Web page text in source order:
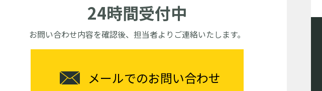
24時間受付中
お問い合わせ内容を確認後、担当者よりご連絡いたします。
メールでのお問い合わせ